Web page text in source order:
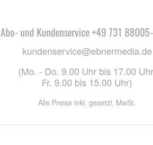
Abo- und Kundenservice +49 731
kundenservice@ebnermedia.de
(Mo. - Do. 9.00 Uhr bis 17.00
Fr. 9.00 bis 15.00 Uhr)
Alle Preise inkl. gesetzl. MwSt.